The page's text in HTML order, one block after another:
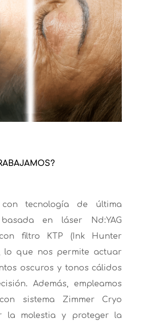
con tecnología de última
en láser Nd:YAG
con filtro KTP (Ink Hunter
lo que nos permite actuar
oscuros y tonos cálidos
Además, empleamos
sistema Zimmer Cryo
la molestia y proteger la